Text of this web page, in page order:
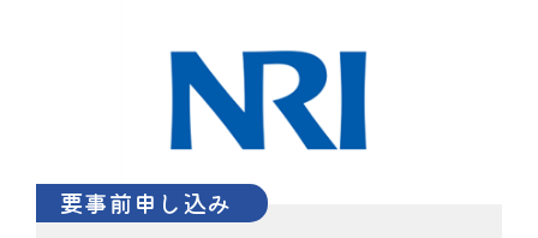
要事前申し込み